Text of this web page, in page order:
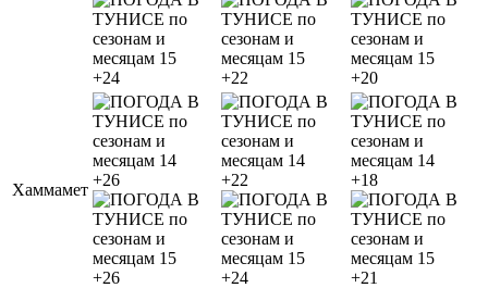
+24 +22 +20
Хаммамет
+26
+26
+22
+24
+18
+21